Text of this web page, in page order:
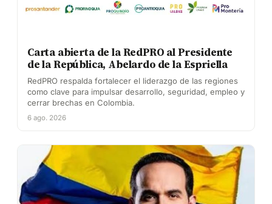
Carta abierta de la RedPRO al Presidente
de la República, Abelardo de la Espriella
RedPRO respalda fortalecer el liderazgo de las regiones
como clave para impulsar desarrollo, seguridad, empleo y
cerrar brechas en Colombia.
6 ago. 2026